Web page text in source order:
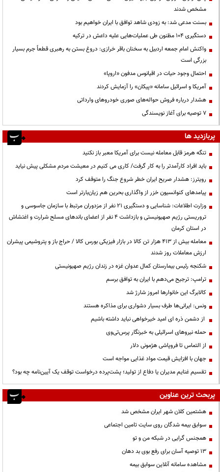
مشخص شدند
بسنت مدعی شد: به زودی شاهد توافق با ایران خواهیم بود
دستگیری ۱۰۴ مظنون طی عملیات‌هایی علیه داعش در ترکیه
واکنش امام جمعه اردبیل به سخنان باقر خرازی: دروغ بستن به رهبری قطعاً جرم بسیار
بزرگی است
احتمال وجود حیات در اقیانوس مدفون «اروپا»
آمریکا و اسرائیل سامانه «پیکان» را آزمایش کردند
هشدار درباره فروش حواله‌های صوری خودروهای وارداتی
۷ توصیه برای آغاز نویسندگی
پربازدید ها
تنگه هرمز قابل معامله نیست برای آمریکا معبر باز نکنید
باید افراد کارآمدتر را به کار گرفت/ کاری می کنیم در معیشت مردم مشکلی پیش نیاید
رویترز: هشدار صریح ایران خطر شروع جنگ را متوقف کرد
پیامدهای کنوانسیون خزر از واگذاری بحرین هم زیان‌بارتر است
وزارت اطلاعات: شناسایی و دستگیری ۲۱ نفر از مزدوران مرتبط با سازمان جاسوسی و
تروریستی رژیم صهیونیستی و بازداشت ۴ نفر از اعضای باندهای مسلح شرارت و اغتشاش
در استان کرمان
معامله بیش از ۴۱۳ هزار تن کالا در بازار فیزیکی بورس کالا / حراج باز و پتروشیمی پیشران
ارزش معاملات روز شدند
شکنجه رئیس بیمارستان کمال عدوان غزه در زندان رژیم صهیونیستی
ترامپ: ترجیح می‌دهم با ایران به توافق برسم
کالابرگ این خانوارها امروز شارژ شد
ونس: ایرانی‌ها طرف بسیار دشواری برای مذاکره هستند
از دشمن ذره ای امید خیرخواهی نباید داشته باشیم
حمله نیروهای اسرائیلی به خبرنگار پرس‌تی‌وی
از التماس تا فروپاشی هژمونی دلار
جهان با افزایش قیمت مواد غذایی مواجه است
تقسیم غنایم مدیران یا دفاع از تولید؛ پشت‌پرده درخواست توقف یک آیین‌نامه چه بود؟
پربحث ترین عناوین
هشتمین کلان شهر ایران مشخص شد
سوابق بیمه شدگان روی سایت تامین اجتماعی
همجنس گرایی در شبکه من و تو
13 توصیه آسان برای رفع بوی بد دهان
مشاهده سامانه آنلاين سوابق بیمه